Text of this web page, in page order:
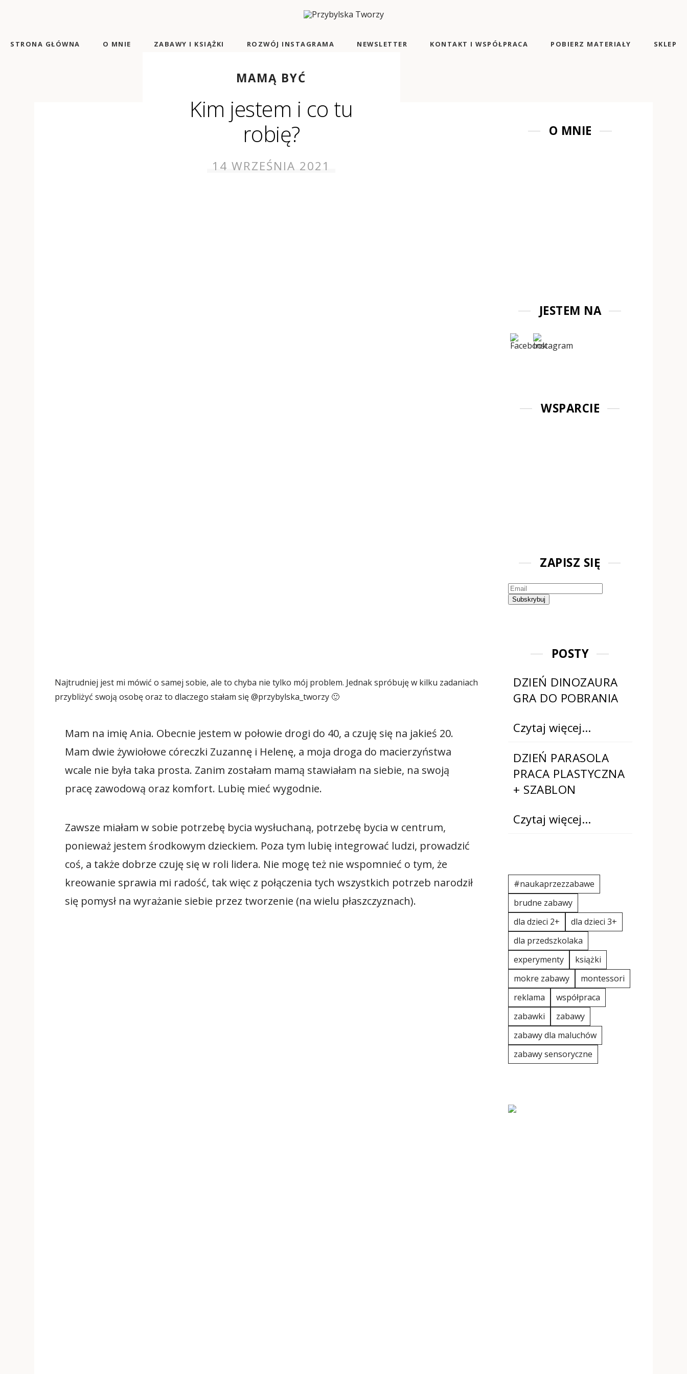
STRONA GŁÓWNA O MNIE ZABAWY I KSIĄŻKI ROZWÓJ INSTAGRAMA NEWSLETTER KONTAKT I WSPÓŁPRACA POBIERZ MATERIAŁY SKLEP
MAMĄ BYĆ
Kim jestem i co tu
robię?
14 WRZEŚNIA 2021
Najtrudniej jest mi mówić o samej sobie, ale to chyba nie tylko mój problem. Jednak spróbuję w kilku zadaniach
przybliżyć swoją osobę oraz to dlaczego stałam się @przybylska_tworzy 🙂
Mam na imię Ania. Obecnie jestem w połowie drogi do 40, a czuję się na jakieś 20.
Mam dwie żywiołowe córeczki Zuzannę i Helenę, a moja droga do macierzyństwa
wcale nie była taka prosta. Zanim zostałam mamą stawiałam na siebie, na swoją
pracę zawodową oraz komfort. Lubię mieć wygodnie.
Zawsze miałam w sobie potrzebę bycia wysłuchaną, potrzebę bycia w centrum,
ponieważ jestem środkowym dzieckiem. Poza tym lubię integrować ludzi, prowadzić
coś, a także dobrze czuję się w roli lidera. Nie mogę też nie wspomnieć o tym, że
kreowanie sprawia mi radość, tak więc z połączenia tych wszystkich potrzeb narodził
się pomysł na wyrażanie siebie przez tworzenie (na wielu płaszczyznach).
O MNIE
JESTEM NA
WSPARCIE
ZAPISZ SIĘ
POSTY
DZIEŃ DINOZAURA
GRA DO POBRANIA
Czytaj więcej…
DZIEŃ PARASOLA
PRACA PLASTYCZNA
+ SZABLON
Czytaj więcej…
#naukaprzezzabawe
brudne zabawy
dla dzieci 2+
dla dzieci 3+
dla przedszkolaka
experymenty
książki
mokre zabawy
montessori
reklama
współpraca
zabawki
zabawy
zabawy dla maluchów
zabawy sensoryczne